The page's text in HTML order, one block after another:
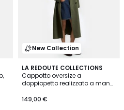
New Collection
LA REDOUTE COLLECTIONS
Cappotto oversize a
doppiopetto realizzato a mano
149,00 €
4
Colori